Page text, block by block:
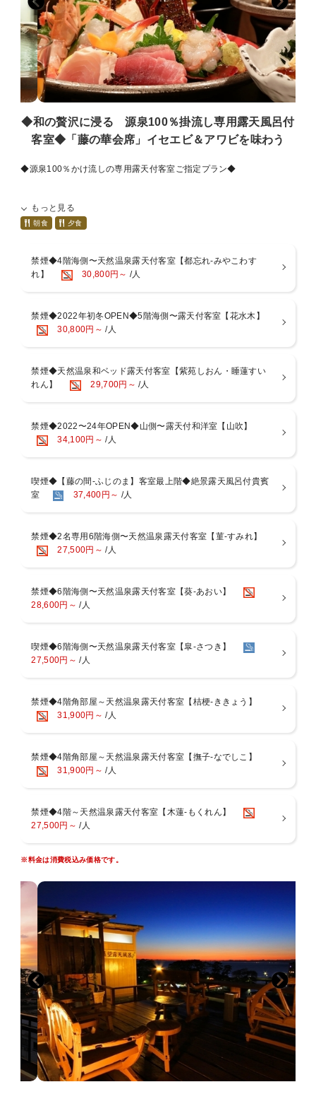
◆和の贅沢に浸る 源泉100％掛流し専用露天風呂付
客室◆「藤の華会席」イセエビ＆アワビを味わう
◆源泉100％かけ流しの専用露天付客室ご指定プラン◆
インからアウトまで、温泉が常に溢れています。
----------ご予約の際のご注意----------
・特定7品目を中心にアレルギー対応いたしますが、内容によりお受
けできない場合がございます。
*:..。o○*:..。o○*:..。o○
＜献立＞
・イセエビのお造り入季節の盛込
その他、先付、前菜から始まる海鮮会席のコースをお楽しみくださ
い。
夕食は半会席スタイル：
※イセエビ・アワビは大人のみ
※小学生には牛ステーキ付
※イセエビは国内産不漁の為、外国産を使用しています。
◆お食事場所について◆
いずれかのご案内となりご指定はいただけません。
朝食膳をご用意します。
・男女別大浴場、露天風呂：休憩時間無し
・展望貸切露天風呂：事前予約可・1回40分1500円
◆館内（税抜価格）◆
・卓球台 30分500円
前予約）
◆周辺
の他松原公園、足湯、土肥金山、コンビニなど徒歩10分圏内
もっと見る
朝食 夕食
禁煙◆4階海側〜天然温泉露天付客室【都忘れ-みやこわす
れ】
30,800円～ /人
禁煙◆2022年初冬OPEN◆5階海側〜露天付客室【花水木】
30,800円～ /人
禁煙◆天然温泉和ベッド露天付客室【紫苑しおん・睡蓮すい
れん】
29,700円～ /人
禁煙◆2022〜24年OPEN◆山側〜露天付和洋室【山吹】
34,100円～ /人
喫煙◆【藤の間-ふじのま】客室最上階◆絶景露天風呂付貴賓
室
37,400円～ /人
禁煙◆2名専用6階海側〜天然温泉露天付客室【菫-すみれ】
27,500円～ /人
禁煙◆6階海側〜天然温泉露天付客室【葵-あおい】
28,600円～ /人
喫煙◆6階海側〜天然温泉露天付客室【皐-さつき】
27,500円～ /人
禁煙◆4階角部屋～天然温泉露天付客室【桔梗-ききょう】
31,900円～ /人
禁煙◆4階角部屋～天然温泉露天付客室【撫子-なでしこ】
31,900円～ /人
禁煙◆4階～天然温泉露天付客室【木蓮-もくれん】
27,500円～ /人
※料金は消費税込み価格です。